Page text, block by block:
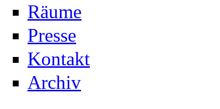
Räume
Presse
Kontakt
Archiv